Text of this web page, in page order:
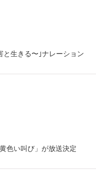
生きる〜｣ナレーション
色い叫び」が放送決定